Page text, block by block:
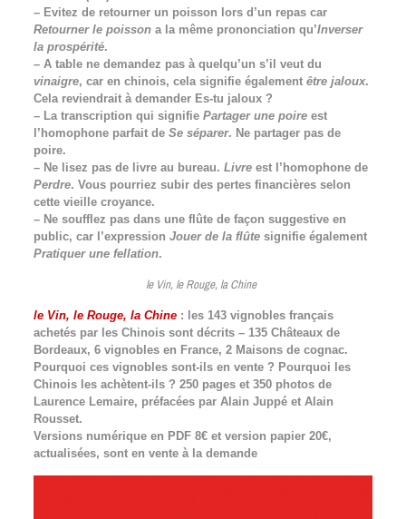
– Evitez de retourner un poisson lors d’un repas car
Retourner le poissona la même prononciation qu’Inverser
la prospérité.
– A table ne demandez pas à quelqu’un s’il veut du
vinaigre, car en chinois, cela signifie également être jaloux.
Cela reviendrait à demander Es-tu jaloux ?
– La transcription qui signifie Partager une poireest
l’homophone parfait de Se séparer. Ne partager pas de
poire.
– Ne lisez pas de livre au bureau. Livreest l’homophone de
Perdre. Vous pourriez subir des pertes financières selon
cette vieille croyance.
– Ne soufflez pas dans une flûte de façon suggestive en
public, car l’expression Jouer de la flûtesignifie également
Pratiquer une fellation.
le Vin, le Rouge, la Chine
le Vin, le Rouge, la Chine: les 143 vignobles français
achetés par les Chinois sont décrits – 135 Châteaux de
Bordeaux, 6 vignobles en France, 2 Maisons de cognac.
Pourquoi ces vignobles sont-ils en vente ? Pourquoi les
Chinois les achètent-ils ? 250 pages et 350 photos de
Laurence Lemaire, préfacées par Alain Juppé et Alain
Rousset.
Versions numérique en PDF 8€ et version papier 20€,
actualisées, sont en vente à la demande